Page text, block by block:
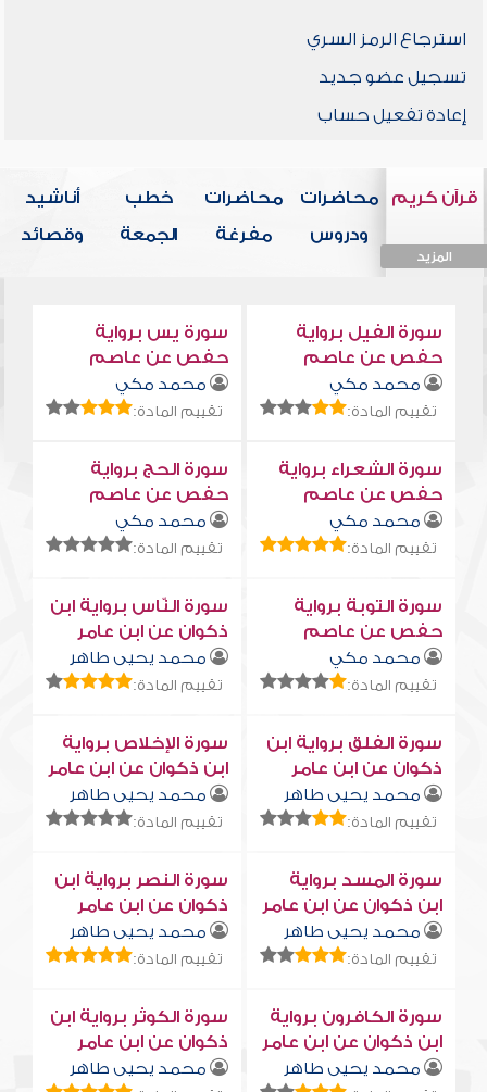
استرجاع الرمز السري
تسجيل عضو جديد
إعادة تفعيل حساب
قرآن كريم
المزيد
محاضرات
ودروس
محاضرات
مفرغة
خطب
الجمعة
أناشيد
وقصائد
سورة الفيل برواية
حفص عن عاصم
محمد مكي
تقييم المادة:
سورة يس برواية
حفص عن عاصم
محمد مكي
تقييم المادة:
سورة الشعراء برواية
حفص عن عاصم
محمد مكي
تقييم المادة:
سورة الحج برواية
حفص عن عاصم
محمد مكي
تقييم المادة:
سورة التوبة برواية
حفص عن عاصم
محمد مكي
تقييم المادة:
سورة النّاس برواية ابن
ذكوان عن ابن عامر
محمد يحيى طاهر
تقييم المادة:
سورة الفلق برواية ابن
ذكوان عن ابن عامر
محمد يحيى طاهر
تقييم المادة:
سورة الإخلاص برواية
ابن ذكوان عن ابن عامر
محمد يحيى طاهر
تقييم المادة:
سورة المسد برواية
ابن ذكوان عن ابن عامر
محمد يحيى طاهر
تقييم المادة:
سورة النصر برواية ابن
ذكوان عن ابن عامر
محمد يحيى طاهر
تقييم المادة:
سورة الكافرون برواية
ابن ذكوان عن ابن عامر
محمد يحيى طاهر
سورة الكوثر برواية ابن
ذكوان عن ابن عامر
محمد يحيى طاهر